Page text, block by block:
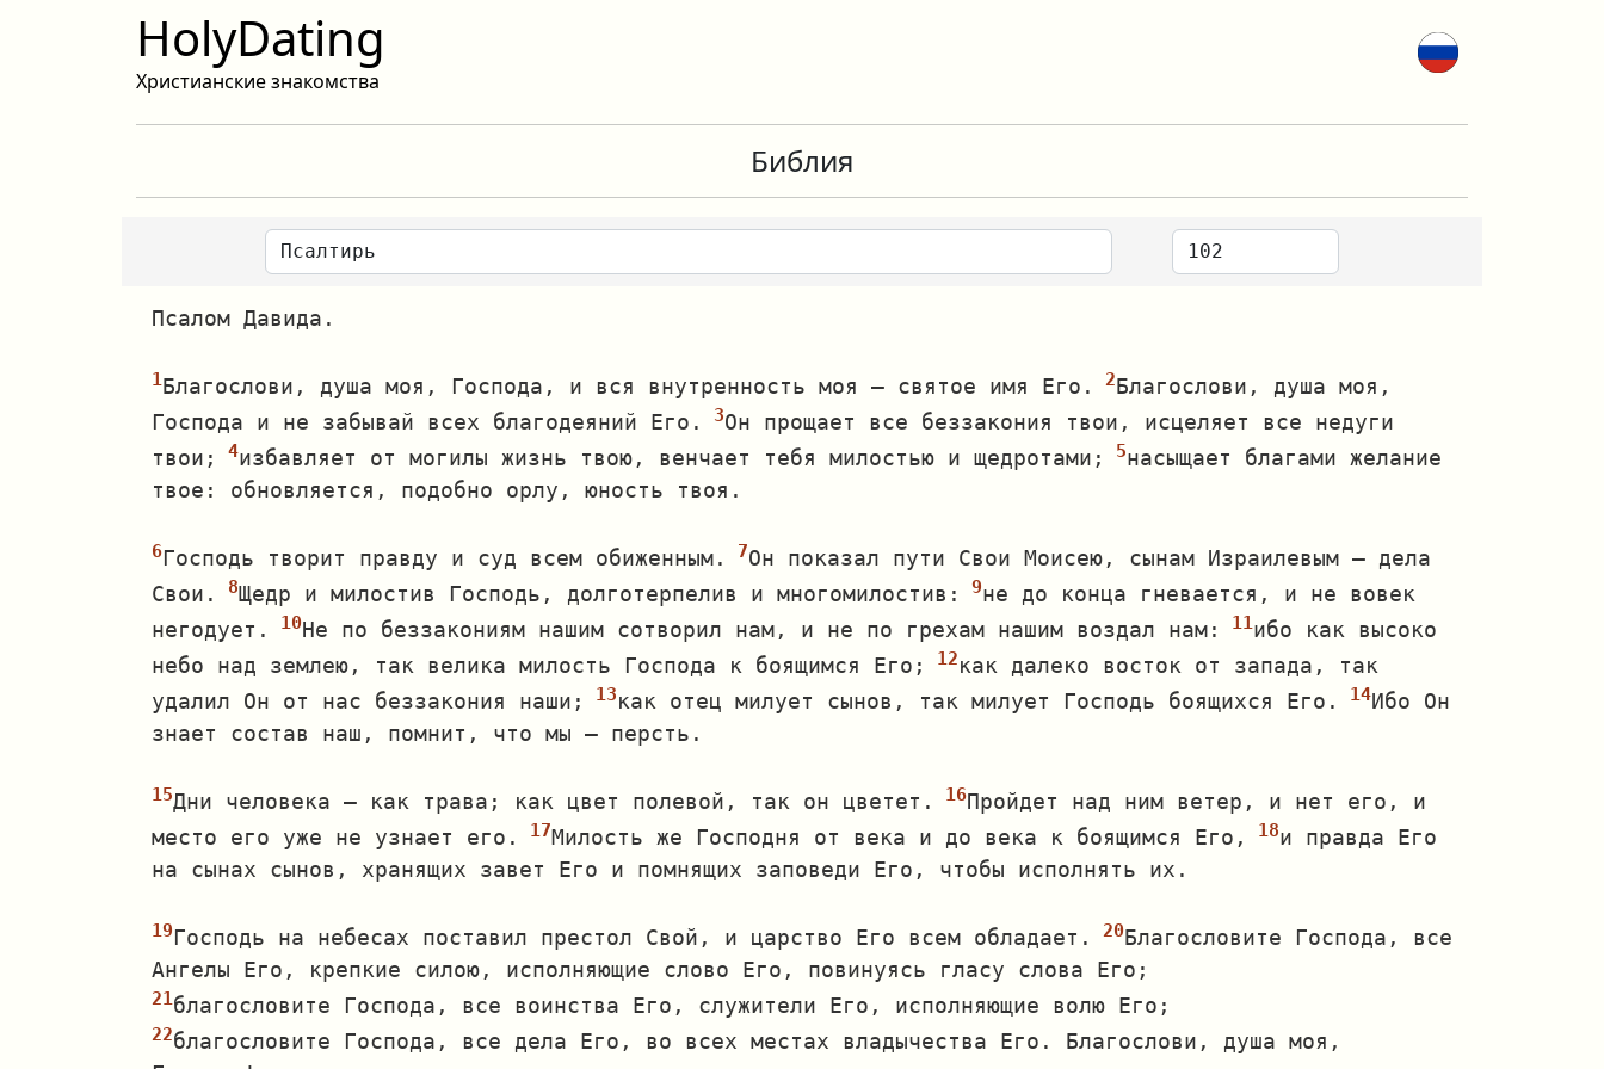
HolyDating
Христианские знакомства
Библия
Псалом Давида.
Благослови, душа моя, Господа, и вся внутренность моя — святое имя Его.
Благослови, душа моя,
Господа и не забывай всех благодеяний Его.
Он прощает все беззакония твои, исцеляет все недуги
твои;
избавляет от могилы жизнь твою, венчает тебя милостью и щедротами;
насыщает благами желание
твое: обновляется, подобно орлу, юность твоя.
Господь творит правду и суд всем обиженным.
Он показал пути Свои Моисею, сынам Израилевым — дела
Свои.
Щедр и милостив Господь, долготерпелив и многомилостив:
не до конца гневается, и не вовек
негодует.
Не по беззакониям нашим сотворил нам, и не по грехам нашим воздал нам:
ибо как высоко
небо над землею, так велика милость Господа к боящимся Его;
как далеко восток от запада, так
удалил Он от нас беззакония наши;
как отец милует сынов, так милует Господь боящихся Его.
Ибо Он
знает состав наш, помнит, что мы — персть.
Дни человека — как трава; как цвет полевой, так он цветет.
Пройдет над ним ветер, и нет его, и
место его уже не узнает его.
Милость же Господня от века и до века к боящимся Его,
и правда Его
на сынах сынов, хранящих завет Его и помнящих заповеди Его, чтобы исполнять их.
Господь на небесах поставил престол Свой, и царство Его всем обладает.
Благословите Господа, все
Ангелы Его, крепкие силою, исполняющие слово Его, повинуясь гласу слова Его;
благословите Господа, все воинства Его, служители Его, исполняющие волю Его;
благословите Господа, все дела Его, во всех местах владычества Его. Благослови, душа моя,